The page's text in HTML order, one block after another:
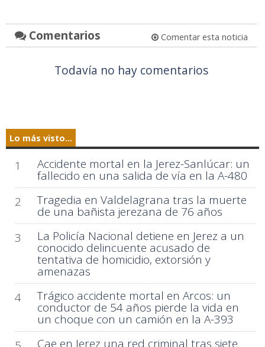
Comentarios Comentar esta noticia
Todavía no hay comentarios
Lo más visto...
1 Accidente mortal en la Jerez-Sanlúcar: un
fallecido en una salida de vía en la A-480
2
Tragedia en Valdelagrana tras la muerte
de una bañista jerezana de 76 años
3
La Policía Nacional detiene en Jerez a un
conocido delincuente acusado de
tentativa de homicidio, extorsión y
amenazas
4
Trágico accidente mortal en Arcos: un
conductor de 54 años pierde la vida en
un choque con un camión en la A-393
Cae en Jerez una red criminal tras siete